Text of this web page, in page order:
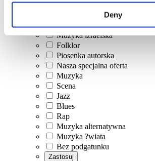
Deny
Muzyka pop
Muzyka rockowa
Jazz i Blues
Muzyka izraelska
Folklor
Piosenka autorska
Nasza specjalna oferta
Muzyka
Scena
Jazz
Blues
Rap
Muzyka alternatywna
Muzyka ?wiata
Bez podgatunku
Zastosuj